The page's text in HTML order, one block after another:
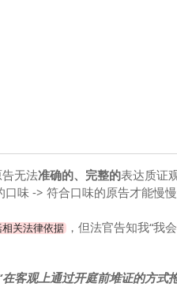
告无法准确的、完整的表达质证
味 -> 符合口味的原告才能慢
相关法律依据 ，但法官告知我“我会
在客观上通过开庭前堆证的方式